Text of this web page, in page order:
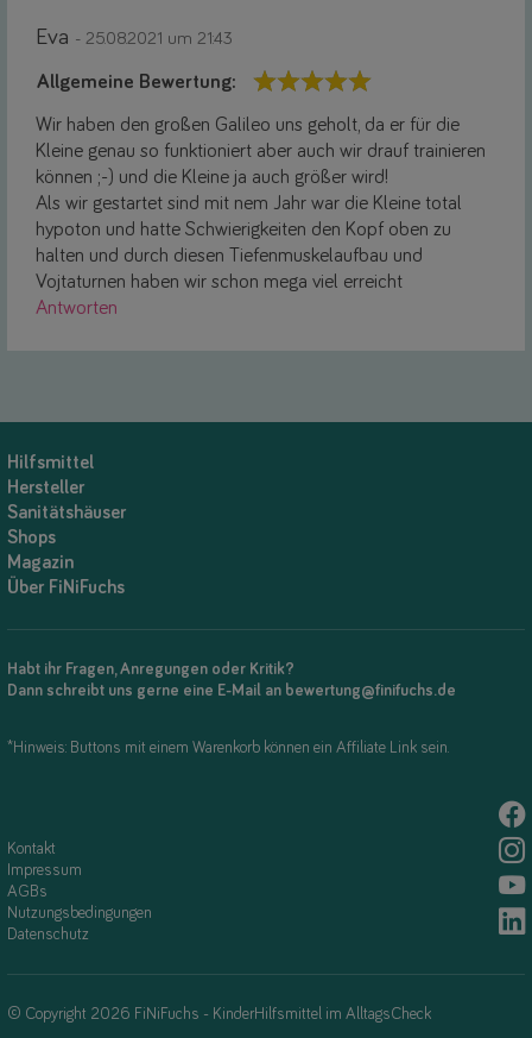
Eva - 25.08.2021 um 21:43
Allgemeine Bewertung:
Wir haben den großen Galileo uns geholt, da er für die
Kleine genau so funktioniert aber auch wir drauf trainieren
können ;-) und die Kleine ja auch größer wird!
Als wir gestartet sind mit nem Jahr war die Kleine total
hypoton und hatte Schwierigkeiten den Kopf oben zu
halten und durch diesen Tiefenmuskelaufbau und
Vojtaturnen haben wir schon mega viel erreicht
Antworten
Hilfsmittel
Hersteller
Sanitätshäuser
Shops
Magazin
Über FiNiFuchs
Habt ihr Fragen, Anregungen oder Kritik?
Dann schreibt uns gerne eine E-Mail an bewertung@finifuchs.de
*Hinweis: Buttons mit einem Warenkorb können ein Affiliate Link sein.
Kontakt
Impressum
AGBs
Nutzungsbedingungen
Datenschutz
© Copyright 2026 FiNiFuchs - KinderHilfsmittel im AlltagsCheck